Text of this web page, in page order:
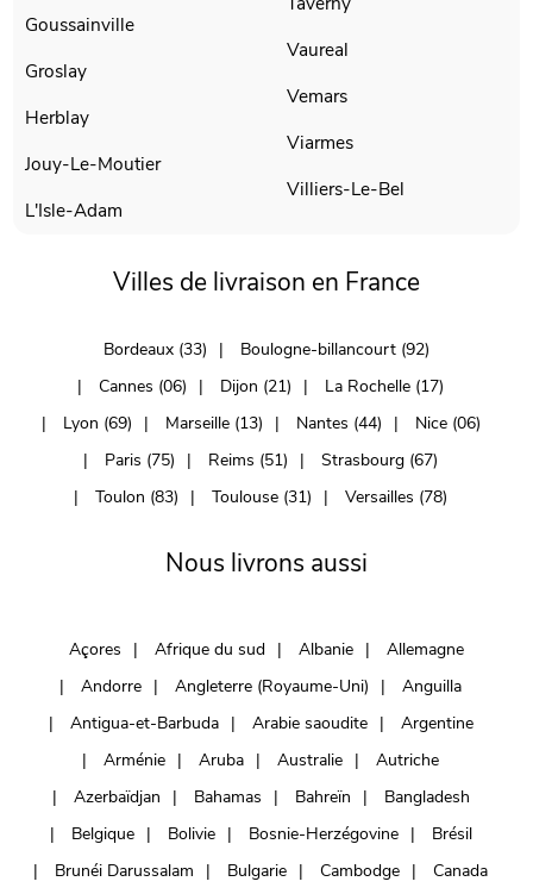
Goussainville
Groslay
Herblay
Jouy-Le-Moutier
L'Isle-Adam
Vaureal
Vemars
Viarmes
Villiers-Le-Bel
Villes de livraison en France
Bordeaux (33)
Boulogne-billancourt (92)
Cannes (06)
Dijon (21)
La Rochelle (17)
Lyon (69)
Marseille (13) Nantes (44)
Nice (06)
Paris (75)
Reims (51)
Strasbourg (67)
Toulon (83)
Toulouse (31) Versailles (78)
Nous livrons aussi
Açores Afrique du sud Albanie
Allemagne
Andorre
Angleterre (Royaume-Uni)
Anguilla
Antigua-et-Barbuda
Arabie saoudite
Argentine
Arménie
Aruba Australie
Autriche
Azerbaïdjan
Bahamas Bahreïn
Bangladesh
Belgique
Bolivie Bosnie-Herzégovine
Brésil
Brunéi Darussalam
Bulgarie Cambodge
Canada